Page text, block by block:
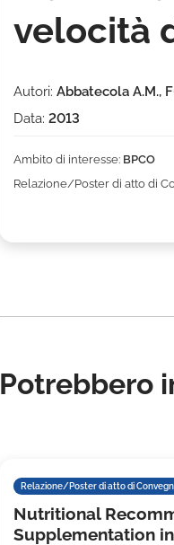
velocità
Autori: Abbatecola A.M.,
Data: 2013
Ambito di interesse: BPCO
Relazione/Poster di atto di
Potrebbero
Relazione/Poster di atto di
Nutritional
Supplementation